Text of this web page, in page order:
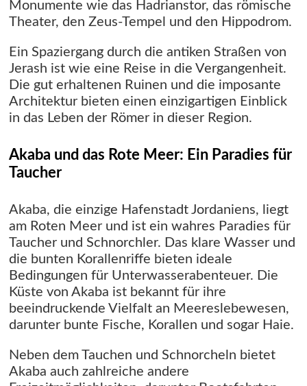
Monumente wie das Hadrianstor, das römische
Theater, den Zeus-Tempel und den Hippodrom.
Ein Spaziergang durch die antiken Straßen von
Jerash ist wie eine Reise in die Vergangenheit.
Die gut erhaltenen Ruinen und die imposante
Architektur bieten einen einzigartigen Einblick
in das Leben der Römer in dieser Region.
Akaba und das Rote Meer: Ein Paradies für
Taucher
Akaba, die einzige Hafenstadt Jordaniens, liegt
am Roten Meer und ist ein wahres Paradies für
Taucher und Schnorchler. Das klare Wasser und
die bunten Korallenriffe bieten ideale
Bedingungen für Unterwasserabenteuer. Die
Küste von Akaba ist bekannt für ihre
beeindruckende Vielfalt an Meereslebewesen,
darunter bunte Fische, Korallen und sogar Haie.
Neben dem Tauchen und Schnorcheln bietet
Akaba auch zahlreiche andere